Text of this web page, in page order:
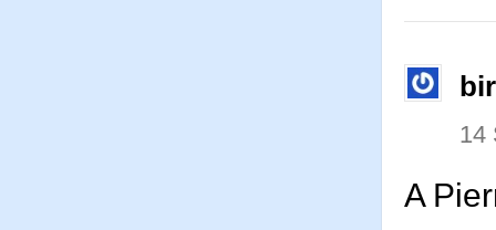
14
A